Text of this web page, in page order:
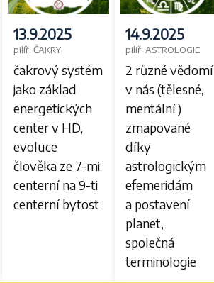
13.9.2025
pilíř: ČAKRY
čakrový systém
jako základ
energetických
center v HD,
evoluce
člověka ze 7-mi
centerní na 9-ti
centerní bytost
14.9.2025
pilíř: ASTROLOGIE
2 různé vědomí
v nás (tělesné,
mentální)
zmapované
díky
astrologickým
efemeridám
a postavení
planet,
společná
terminologie